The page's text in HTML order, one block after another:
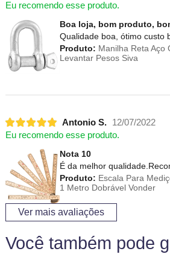
Eu recomendo esse produto.
Boa loja, bom produto,
Qualidade boa, ótimo custo
Produto: Manilha Reta Aço
Levantar Pesos Siva
Antonio S.
12/07/2022
Eu recomendo esse produto.
Nota 10
É da melhor
Produto: Escala Para
1 Metro Dobrável Vonder
Ver mais avaliações
Você também pode